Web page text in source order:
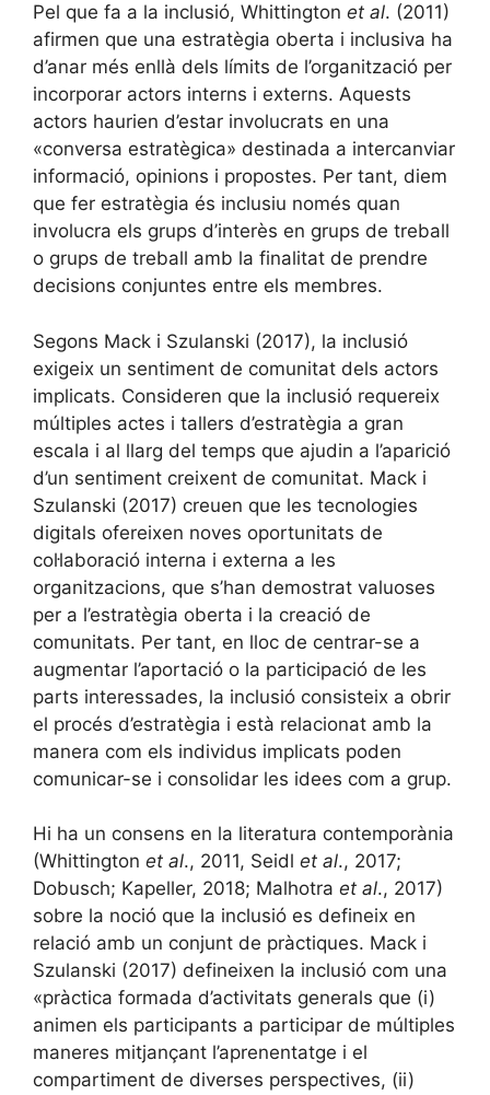
Pel que fa a la inclusió, Whittington et al. (2011)
afirmen que una estratègia oberta i inclusiva ha
d’anar més enllà dels límits de l’organització per
incorporar actors interns i externs. Aquests
actors haurien d’estar involucrats en una
«conversa estratègica» destinada a intercanviar
informació, opinions i propostes. Per tant, diem
que fer estratègia és inclusiu només quan
involucra els grups d’interès en grups de treball
o grups de treball amb la finalitat de prendre
decisions conjuntes entre els membres.
Segons Mack i Szulanski (2017), la inclusió
exigeix un sentiment de comunitat dels actors
implicats. Consideren que la inclusió requereix
múltiples actes i tallers d’estratègia a gran
escala i al llarg del temps que ajudin a l’aparició
d’un sentiment creixent de comunitat. Mack i
Szulanski (2017) creuen que les tecnologies
digitals ofereixen noves oportunitats de
col·laboració interna i externa a les
organitzacions, que s’han demostrat valuoses
per a l’estratègia oberta i la creació de
comunitats. Per tant, en lloc de centrar-se a
augmentar l’aportació o la participació de les
parts interessades, la inclusió consisteix a obrir
el procés d’estratègia i està relacionat amb la
manera com els individus implicats poden
comunicar-se i consolidar les idees com a grup.
Hi ha un consens en la literatura contemporània
(Whittington et al., 2011, Seidl et al., 2017;
Dobusch; Kapeller, 2018; Malhotra et al., 2017)
sobre la noció que la inclusió es defineix en
relació amb un conjunt de pràctiques. Mack i
Szulanski (2017) defineixen la inclusió com una
«pràctica formada d’activitats generals que (i)
animen els participants a participar de múltiples
maneres mitjançant l’aprenentatge i el
compartiment de diverses perspectives, (ii)